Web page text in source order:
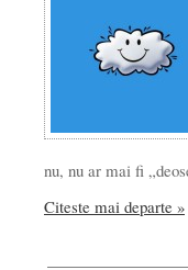
nu, nu ar mai ﬁ
Citeste mai departe »